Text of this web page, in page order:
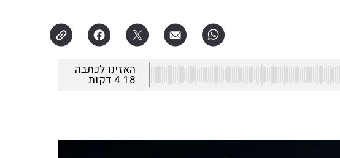
האזינו לכתבה
4:18דקות